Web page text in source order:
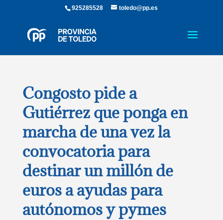
925285528 toledo@pp.es
Congosto pide a
Gutiérrez que ponga en
marcha de una vez la
convocatoria para
destinar un millón de
euros a ayudas para
autónomos y pymes